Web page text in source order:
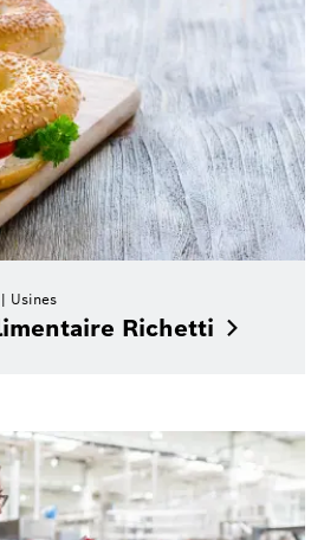
Usines
Richetti